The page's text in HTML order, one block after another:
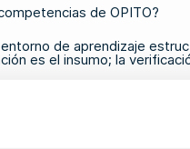
de OPITO?
de aprendizaje
es el insumo; la
, dota al trabajador de
evalúa el desempeño